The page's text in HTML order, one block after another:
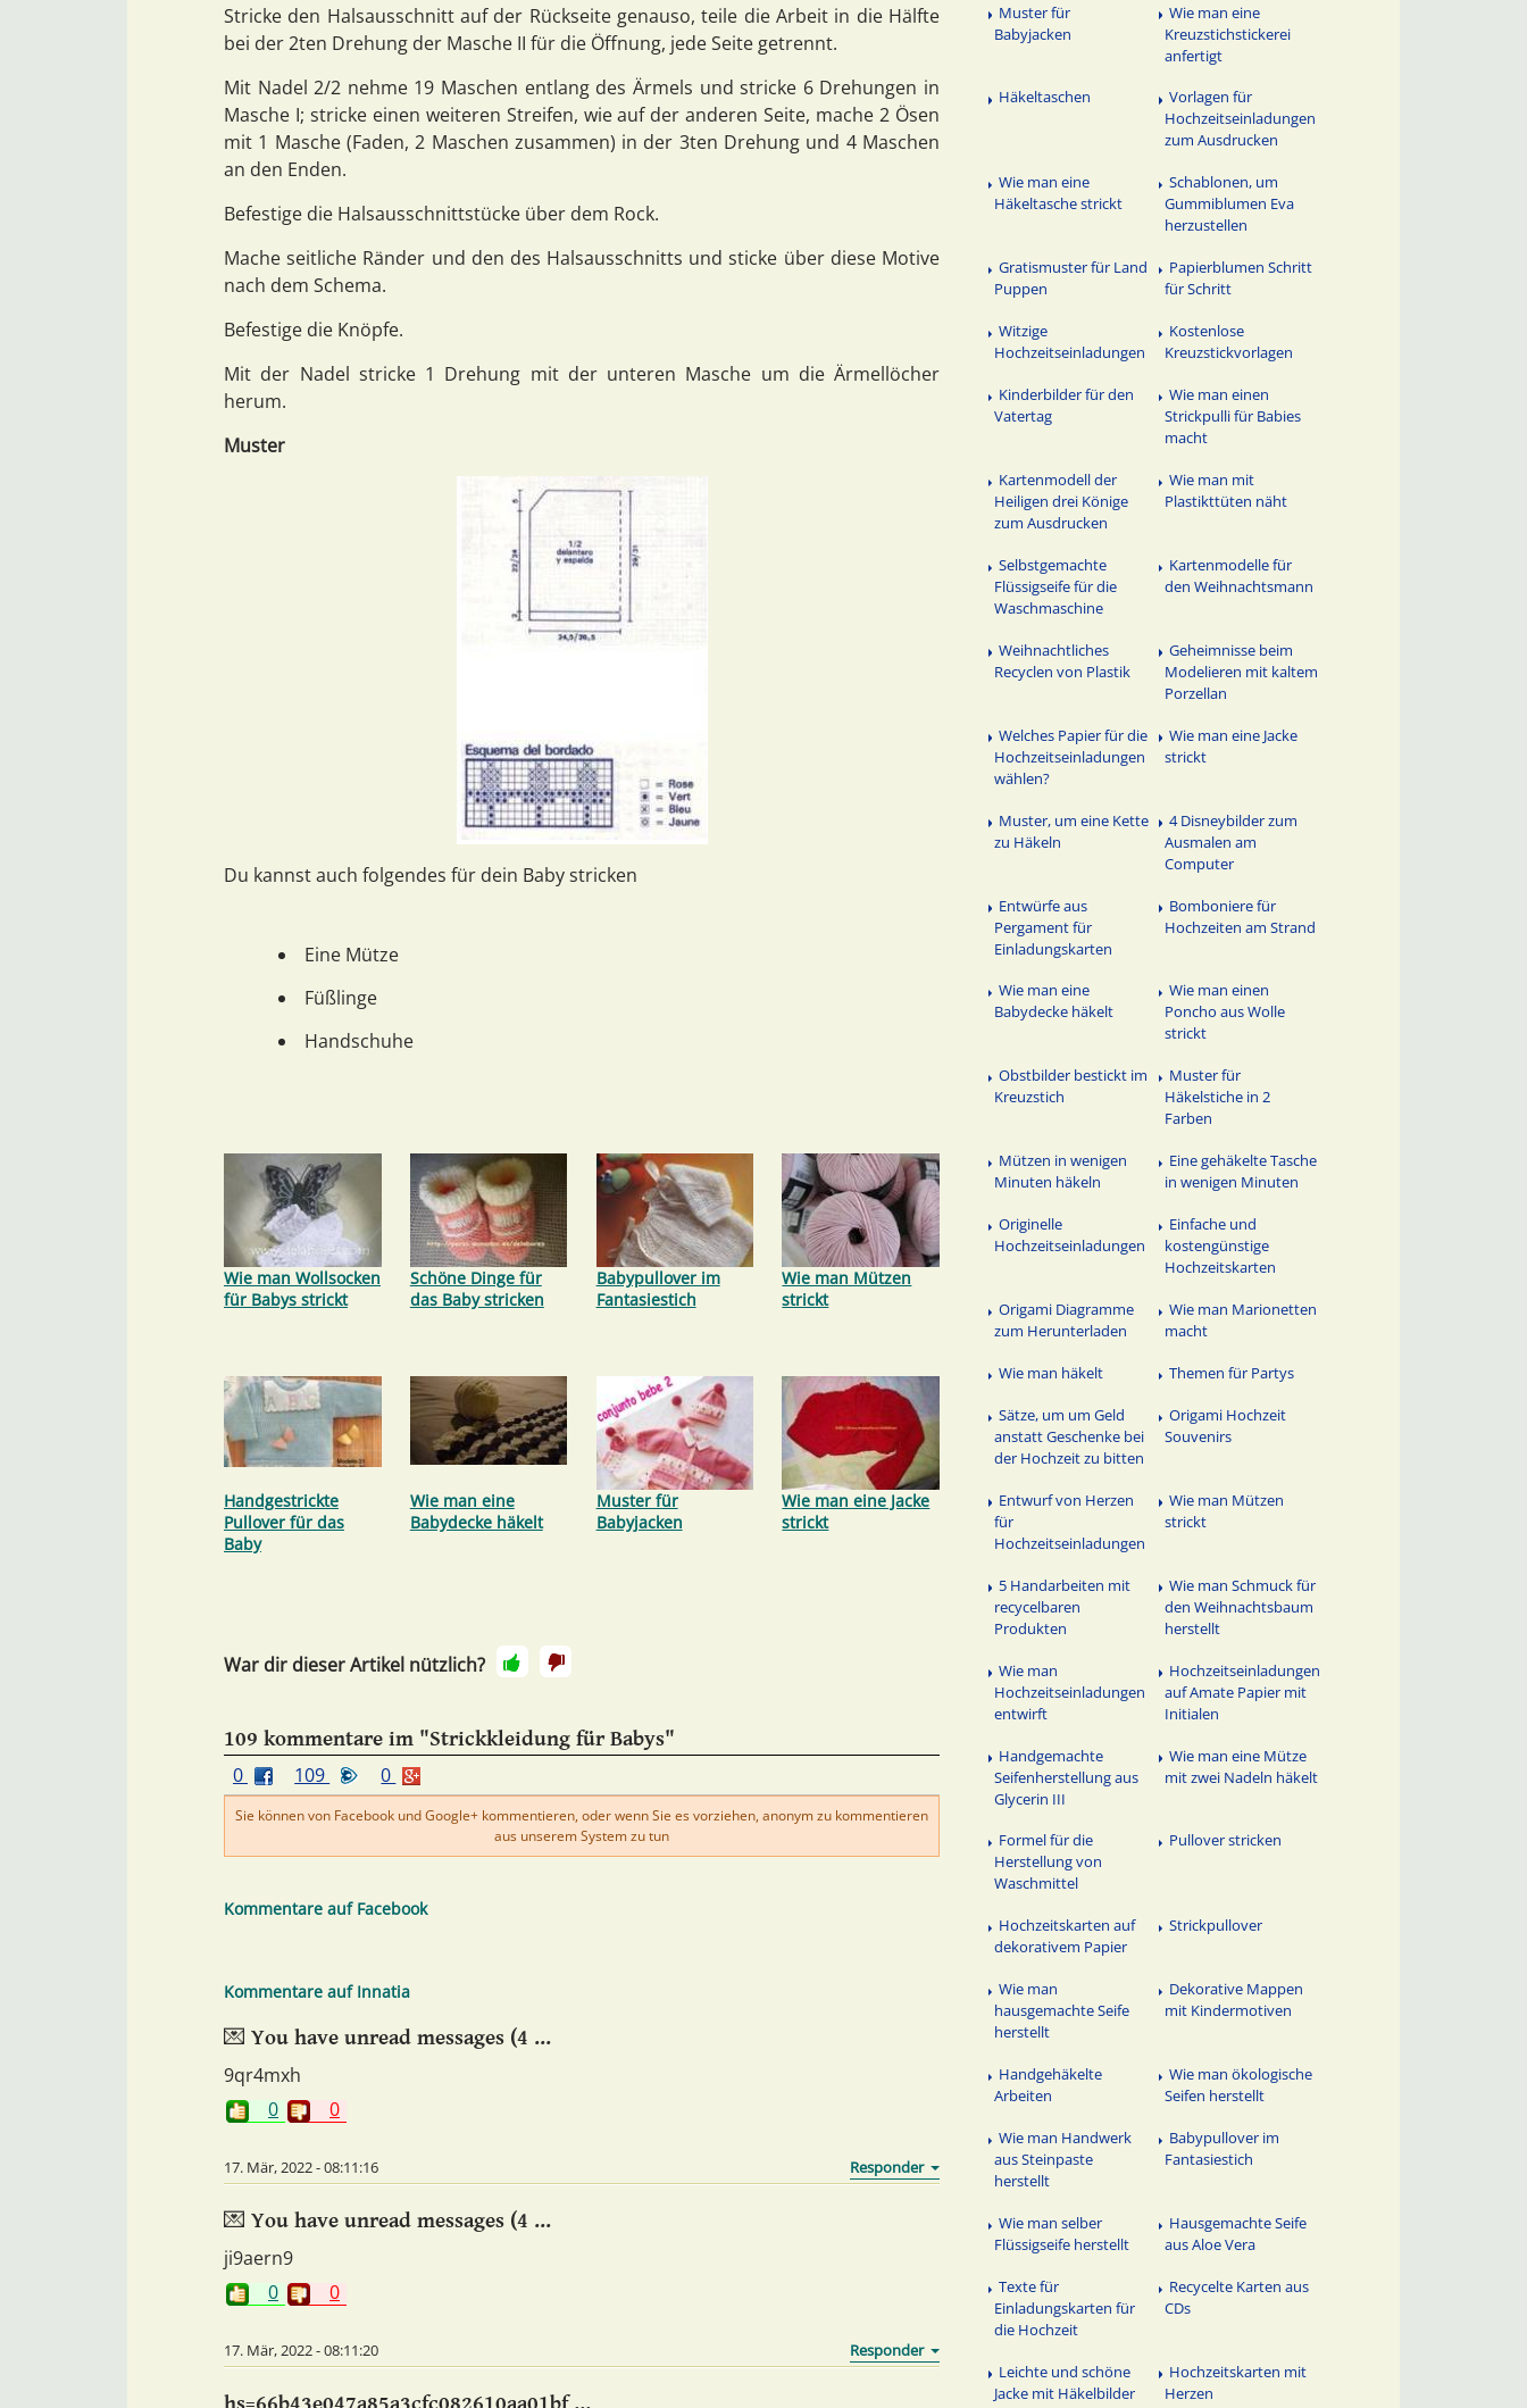
Stricke den Halsausschnitt auf der Rückseite genauso, teile die Arbeit in die Hälfte
bei der 2ten Drehung der Masche II für die Öffnung, jede Seite getrennt.
Mit Nadel 2/2 nehme 19 Maschen entlang des Ärmels und stricke 6 Drehungen in
Masche I; stricke einen weiteren Streifen, wie auf der anderen Seite, mache 2 Ösen
mit 1 Masche (Faden, 2 Maschen zusammen) in der 3ten Drehung und 4 Maschen
an den Enden.
Befestige die Halsausschnittstücke über dem Rock.
Mache seitliche Ränder und den des Halsausschnitts und sticke über diese Motive
nach dem Schema.
Befestige die Knöpfe.
Mit der Nadel stricke 1 Drehung mit der unteren Masche um die Ärmellöcher
herum.
Muster
Du kannst auch folgendes für dein Baby stricken
Eine Mütze
Füßlinge
Handschuhe
Wie man Wollsocken
für Babys strickt
Schöne Dinge für
das Baby stricken
Babypullover im
Fantasiestich
Wie man Mützen
strickt
Handgestrickte
Pullover für das
Baby
Wie man eine
Babydecke häkelt
Muster für
Babyjacken
Wie man eine Jacke
strickt
War dir dieser Artikel nützlich?
109 kommentare im "Strickkleidung für Babys"
0
109 0
Sie können von Facebook und Google+ kommentieren, oder wenn Sie es vorziehen, anonym zu kommentieren
aus unserem System zu tun
Kommentare auf Facebook
Kommentare auf Innatia
💌 You have unread messages (4 ...
9qr4mxh
0
0
17. Mär, 2022 - 08:11:16
💌 You have unread messages (4 ...
ji9aern9
0
0
17. Mär, 2022 - 08:11:20
hs=66b43e047a85a3cfc082610aa01bf ...
Muster für
Babyjacken
Wie man eine
Kreuzstichstickerei
anfertigt
Häkeltaschen
Vorlagen für
Hochzeitseinladungen
zum Ausdrucken
Wie man eine
Häkeltasche strickt
Schablonen, um
Gummiblumen Eva
herzustellen
Gratismuster für Land
Puppen
Papierblumen Schritt
für Schritt
Witzige
Hochzeitseinladungen
Kostenlose
Kreuzstickvorlagen
Kinderbilder für den
Vatertag
Wie man einen
Strickpulli für Babies
macht
Kartenmodell der
Heiligen drei Könige
zum Ausdrucken
Wie man mit
Plastikttüten näht
Selbstgemachte
Flüssigseife für die
Waschmaschine
Kartenmodelle für
den Weihnachtsmann
Weihnachtliches
Recyclen von Plastik
Geheimnisse beim
Modelieren mit kaltem
Porzellan
Welches Papier für die
Hochzeitseinladungen
wählen?
Wie man eine Jacke
strickt
Muster, um eine Kette
zu Häkeln
4 Disneybilder zum
Ausmalen am
Computer
Entwürfe aus
Pergament für
Einladungskarten
Bomboniere für
Hochzeiten am Strand
Wie man eine
Babydecke häkelt
Wie man einen
Poncho aus Wolle
strickt
Obstbilder bestickt im
Kreuzstich
Muster für
Häkelstiche in 2
Farben
Mützen in wenigen
Minuten häkeln
Eine gehäkelte Tasche
in wenigen Minuten
Originelle
Hochzeitseinladungen
Einfache und
kostengünstige
Hochzeitskarten
Origami Diagramme
zum Herunterladen
Wie man Marionetten
macht
Wie man häkelt Themen für Partys
Sätze, um um Geld
anstatt Geschenke bei
der Hochzeit zu bitten
Origami Hochzeit
Souvenirs
Entwurf von Herzen
für
Hochzeitseinladungen
Wie man Mützen
strickt
5 Handarbeiten mit
recycelbaren
Produkten
Wie man Schmuck für
den Weihnachtsbaum
herstellt
Wie man
Hochzeitseinladungen
entwirft
Hochzeitseinladungen
auf Amate Papier mit
Initialen
Handgemachte
Seifenherstellung aus
Glycerin III
Wie man eine Mütze
mit zwei Nadeln häkelt
Formel für die
Herstellung von
Waschmittel
Pullover stricken
Hochzeitskarten auf
dekorativem Papier
Strickpullover
Wie man
hausgemachte Seife
herstellt
Dekorative Mappen
mit Kindermotiven
Handgehäkelte
Arbeiten
Wie man ökologische
Seifen herstellt
Wie man Handwerk
aus Steinpaste
herstellt
Babypullover im
Fantasiestich
Wie man selber
Flüssigseife herstellt
Hausgemachte Seife
aus Aloe Vera
Texte für
Einladungskarten für
die Hochzeit
Recycelte Karten aus
CDs
Leichte und schöne
Jacke mit Häkelbilder
Hochzeitskarten mit
Herzen